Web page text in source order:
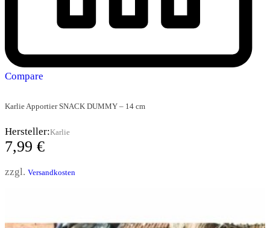
Compare
Karlie Apportier SNACK DUMMY – 14 cm
Hersteller:Karlie
7,99 €
zzgl. Versandkosten